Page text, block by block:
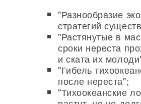
"Разнообразие
стратегий
"Растянутые в
сроки нереста
и ската их
"Гибель
после нереста";
"Тихоокеанские